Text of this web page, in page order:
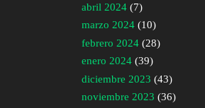
abril 2024 (7)
marzo 2024 (10)
febrero 2024 (28)
enero 2024 (39)
diciembre 2023 (43)
noviembre 2023 (36)